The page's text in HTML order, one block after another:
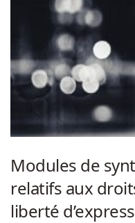
Modules de
relatifs aux
liberté